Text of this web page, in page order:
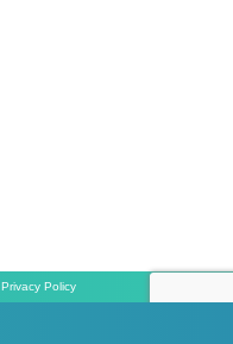
Privacy Policy